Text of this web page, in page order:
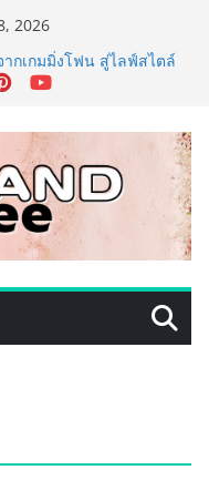
2026
กเกมมิ่งโฟน สู่ไลฟ์สไตล์
ลนมาร์คใหม่กลางสถานี
แชมพูอาบน้ำ และ โฟมอาบ
รมชาติ “Zero-Residue”
ง
คกลาง “มนต์เสน่ห์เกษตร
ช้อป สินค้าเกษตร
าคมนี้ ณ ลานคนเมือง
to the World Season
Tourism สืบสานพระ
ที่ยวไทยอย่างยั่งยืน
(ไทยแลนด์) เปิดโรงงาน
านการผลิตสู่เอเชียตะวัน